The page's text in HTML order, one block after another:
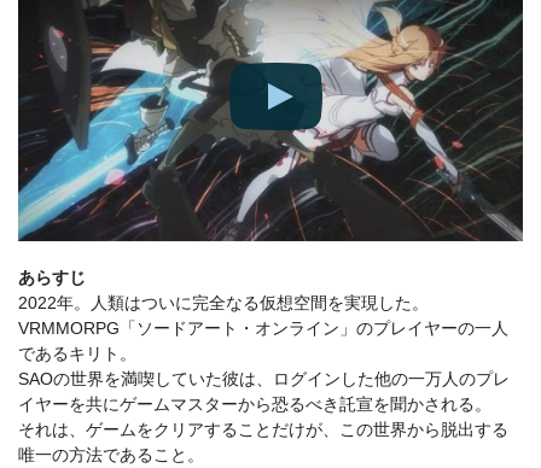
あらすじ
2022年。人類はついに完全なる仮想空間を実現した。
VRMMORPG「ソードアート・オンライン」のプレイヤーの一人
であるキリト。
SAOの世界を満喫していた彼は、ログインした他の一万人のプレ
イヤーを共にゲームマスターから恐るべき託宣を聞かされる。
それは、ゲームをクリアすることだけが、この世界から脱出する
唯一の方法であること。